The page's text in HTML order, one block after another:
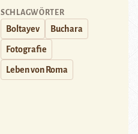
SCHLAGWÖRTER
Boltayev Buchara
Fotografie
Leben von Roma